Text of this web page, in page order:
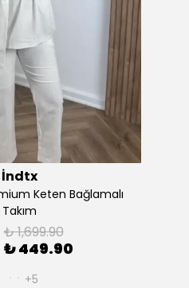
İndtx
Keten Bağlamalı
Takım
₺ 1,699.90
₺ 449.90
+5